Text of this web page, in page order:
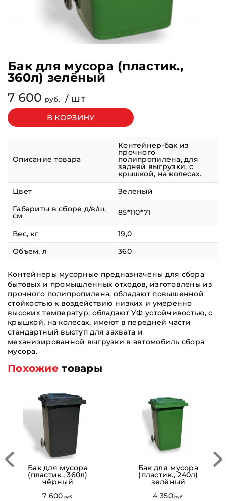
Бак для мусора (пластик.,
360л) зелёный
7 600 pуб. / шт
Описание товара
Контейнер-бак из
прочного
полипропилена, для
задней выгрузки, с
крышкой, на колесах.
Цвет
Зелёный
Габариты в сборе д/в/ш,
см 85*110*71
Вес, кг
19,0
Объем, л
360
Контейнеры мусорные предназначены для сбора
бытовых и промышленных отходов, изготовлены из
прочного полипропилена, обладают повышенной
стойкостью к воздействию низких и умеренно
высоких температур, обладают УФ устойчивостью, с
крышкой, на колесах, имеют в передней части
стандартный выступ для захвата и
механизированной выгрузки в автомобиль сбора
мусора.
Похожие товары
Бак для мусора
(пластик., 360л)
чёрный
7 600 pуб.
Бак для мусора
(пластик., 240л)
зелёный
4 350 pуб.